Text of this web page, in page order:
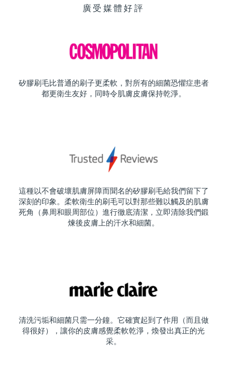
廣受媒體好評
矽膠刷毛比普通的刷子更柔軟，對所有的細菌恐懼症患者
都更衛生友好，同時令肌膚皮膚保持乾淨。
這種以不會破壞肌膚屏障而聞名的矽膠刷毛給我們留下了
深刻的印象。柔軟衛生的刷毛可以對那些難以觸及的肌膚
死角（鼻周和眼周部位）進行徹底清潔，立即清除我們鍛
煉後皮膚上的汗水和細菌。
清洗污垢和細菌只需一分鐘。它確實起到了作用（而且做
得很好），讓你的皮膚感覺柔軟乾淨，煥發出真正的光
采。